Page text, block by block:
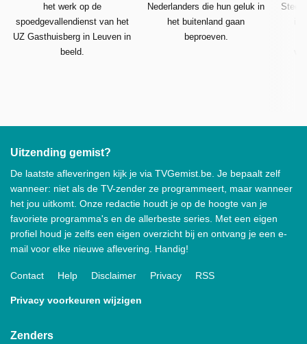
het werk op de
spoedgevallendienst van het
UZ Gasthuisberg in Leuven in
beeld.
Nederlanders die hun geluk in
het buitenland gaan
beproeven.
Uitzending gemist?
De laatste afleveringen kijk je via TVGemist.be. Je bepaalt zelf
wanneer: niet als de TV-zender ze programmeert, maar wanneer
het jou uitkomt. Onze redactie houdt je op de hoogte van je
favoriete programma's en de allerbeste series. Met een eigen
profiel houd je zelfs een eigen overzicht bij en ontvang je een e-
mail voor elke nieuwe aflevering. Handig!
Contact Help Disclaimer Privacy RSS
Privacy voorkeuren wijzigen
Zenders